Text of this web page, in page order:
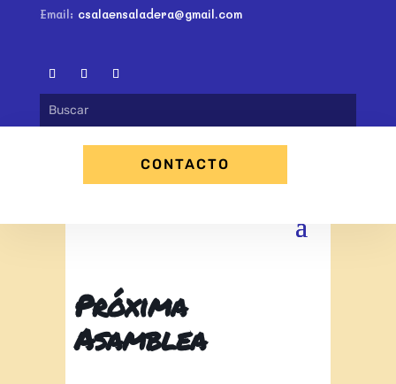
Email: csalaensaladera@gmail.com
CONTACTO
Próxima
Asamblea